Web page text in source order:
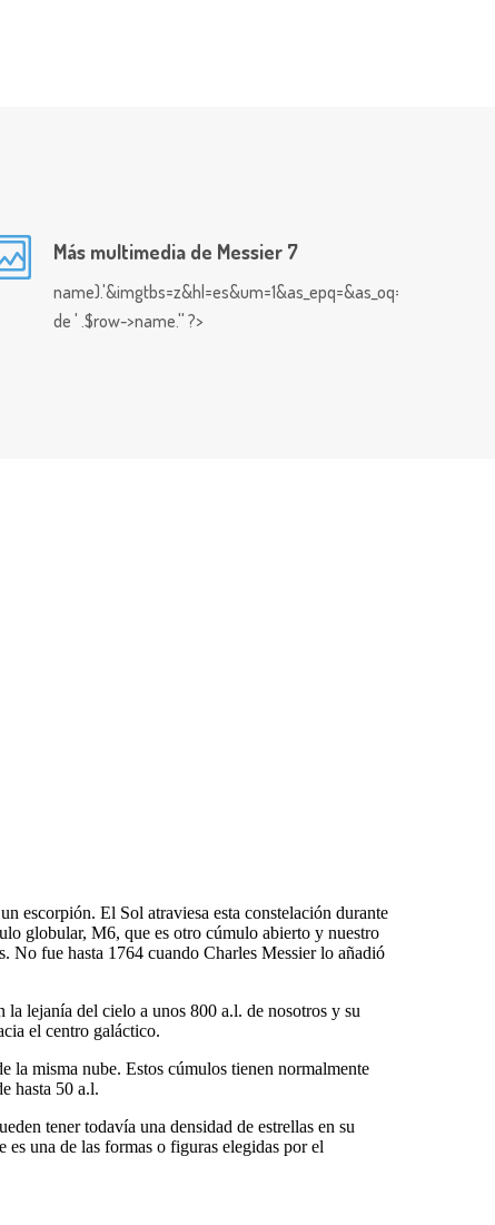
Más multimedia de Messier 7
de ' .$row->name.'' ?>